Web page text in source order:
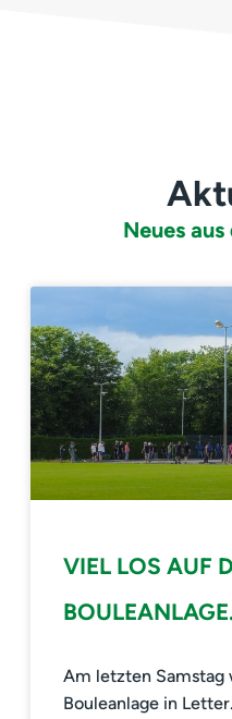
Neues
VIEL LOS AUF
Am letzten Samstag
Bouleanlage in